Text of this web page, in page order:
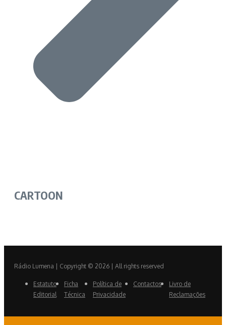
CARTOON
Rádio Lumena | Copyright © 2026 | All rights reserved
Estatuto
Editorial
Ficha
Técnica
Política de
Privacidade
Contactos
Livro de
Reclamações